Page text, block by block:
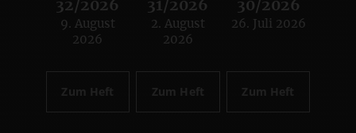
32/2026
:
9. August
2026
Zum Heft
31/2026
:
2. August
2026
Zum Heft
30/2026
:
26. Juli 2026
Zum Heft